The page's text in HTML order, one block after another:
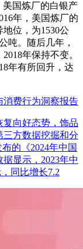
美国炼厂的白银产
年，美国炼厂的
位，为1530公
吨。随后几年，
年保持不变。
年有所回升，达
消费行为洞察报告
复向好态势，饰品
方数据挖掘和分
的《2024年中国
显示，2023年中
同比增长7.2